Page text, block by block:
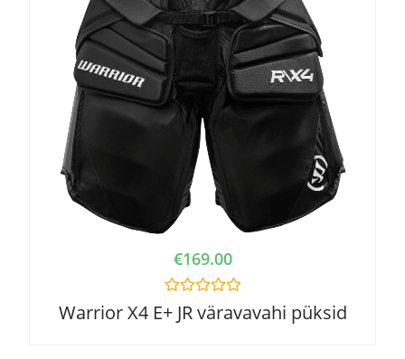
€169.00
R
a
Warrior X4 E+ JR väravavahi püksid